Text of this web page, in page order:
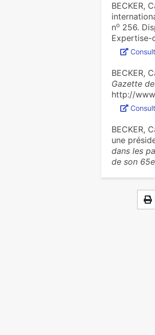
BECKER,
no256.
Expertise-
BECKER,
Gazette
http://
BECKER,
une
dans les
de son